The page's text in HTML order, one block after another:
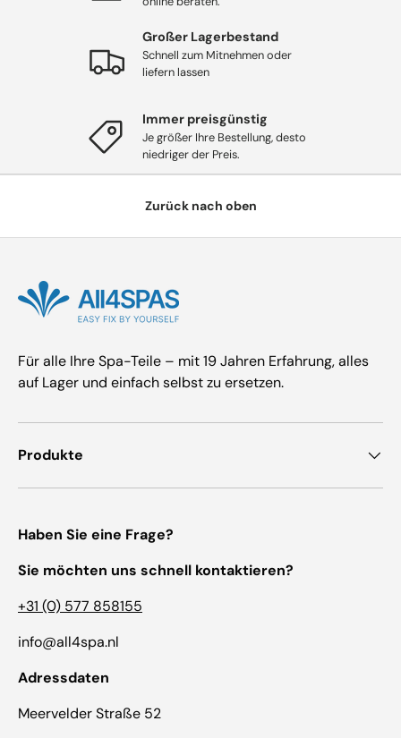
Großer Lagerbestand
Schnell zum Mitnehmen oder
liefern lassen
Immer preisgünstig
Je größer Ihre Bestellung, desto
niedriger der Preis.
Zurück nach oben
Für alle Ihre Spa-Teile – mit 19 Jahren Erfahrung, alles
auf Lager und einfach selbst zu ersetzen.
Produkte
Haben Sie eine Frage?
Sie möchten uns schnell kontaktieren?
+31 (0) 577 858155
info@all4spa.nl
Adressdaten
Meervelder Straße 52